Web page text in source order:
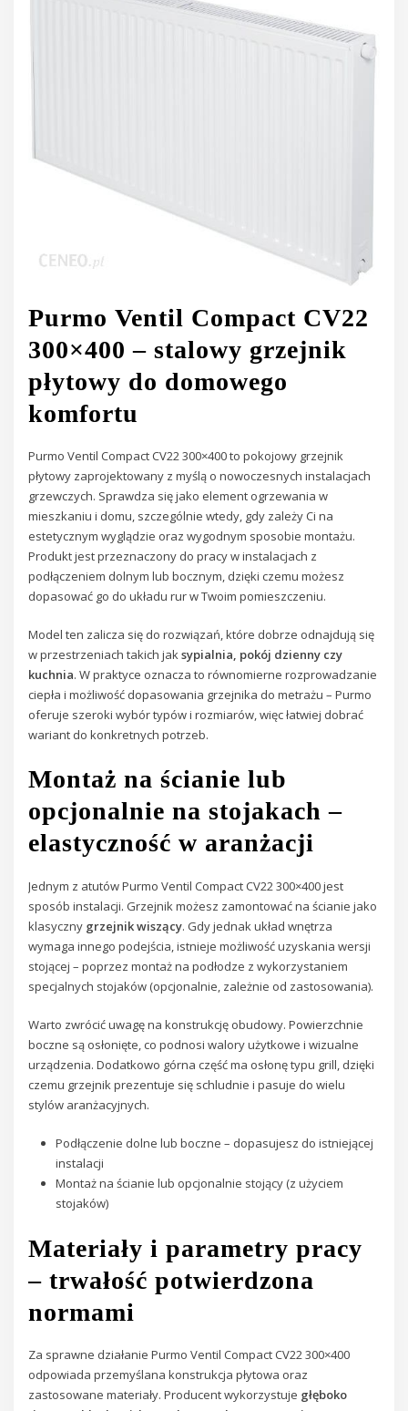
Purmo Ventil Compact CV22
300×400 – stalowy grzejnik
płytowy do domowego
komfortu
Purmo Ventil Compact CV22 300×400 to pokojowy grzejnik
płytowy zaprojektowany z myślą o nowoczesnych instalacjach
grzewczych. Sprawdza się jako element ogrzewania w
mieszkaniu i domu, szczególnie wtedy, gdy zależy Ci na
estetycznym wyglądzie oraz wygodnym sposobie montażu.
Produkt jest przeznaczony do pracy w instalacjach z
podłączeniem dolnym lub bocznym, dzięki czemu możesz
dopasować go do układu rur w Twoim pomieszczeniu.
Model ten zalicza się do rozwiązań, które dobrze odnajdują się
w przestrzeniach takich jaksypialnia, pokój dzienny czy
kuchnia. W praktyce oznacza to równomierne rozprowadzanie
ciepła i możliwość dopasowania grzejnika do metrażu – Purmo
oferuje szeroki wybór typów i rozmiarów, więc łatwiej dobrać
wariant do konkretnych potrzeb.
Montaż na ścianie lub
opcjonalnie na stojakach –
elastyczność w aranżacji
Jednym z atutów Purmo Ventil Compact CV22 300×400 jest
sposób instalacji. Grzejnik możesz zamontować na ścianie jako
klasyczny grzejnik wiszący. Gdy jednak układ wnętrza
wymaga innego podejścia, istnieje możliwość uzyskania wersji
stojącej – poprzez montaż na podłodze z wykorzystaniem
specjalnych stojaków (opcjonalnie, zależnie od zastosowania).
Warto zwrócić uwagę na konstrukcję obudowy. Powierzchnie
boczne są osłonięte, co podnosi walory użytkowe i wizualne
urządzenia. Dodatkowo górna część ma osłonę typu grill, dzięki
czemu grzejnik prezentuje się schludnie i pasuje do wielu
stylów aranżacyjnych.
Podłączenie dolne lub boczne – dopasujesz do istniejącej
instalacji
Montaż na ścianie lub opcjonalnie stojący (z użyciem
stojaków)
Materiały i parametry pracy
– trwałość potwierdzona
normami
Za sprawne działanie Purmo Ventil Compact CV22 300×400
odpowiada przemyślana konstrukcja płytowa oraz
zastosowane materiały. Producent wykorzystuje głęboko